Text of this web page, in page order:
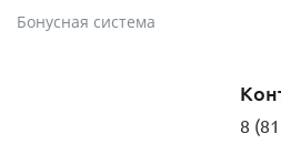
Бонусная система
8